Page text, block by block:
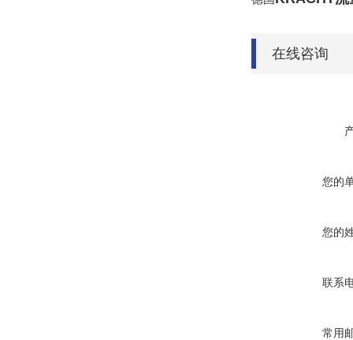
在线咨询
您的
您的
联系
常用